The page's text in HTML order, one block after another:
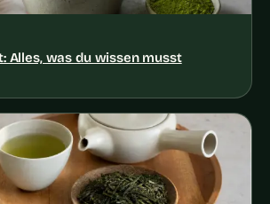
Alles, was du wissen musst